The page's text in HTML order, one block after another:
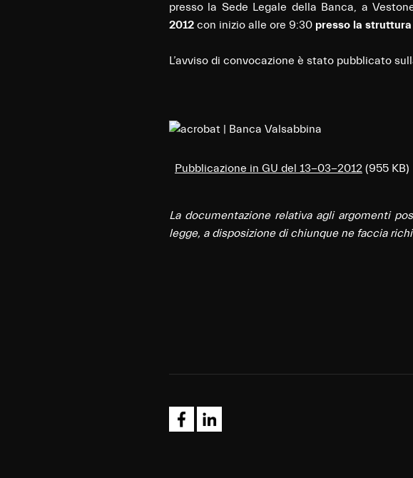
presso la Sede Legale della Banca, a
2012 con inizio alle ore 9:30 presso la
L’avviso di convocazione è stato pubblicato
Pubblicazione in GU del 13-03-2012 (955 KB)
La documentazione relativa agli argomenti
legge, a disposizione di chiunque ne faccia